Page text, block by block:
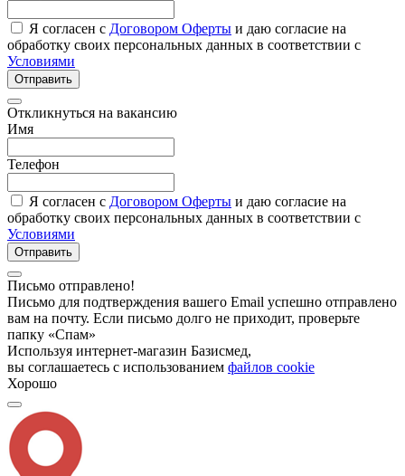
Я согласен с Договором Оферты и даю согласие на
обработку своих персональных данных в соответствии с
Условиями
Отправить
Откликнуться на вакансию
Имя
Телефон
Я согласен с Договором Оферты и даю согласие на
обработку своих персональных данных в соответствии с
Условиями
Отправить
Письмо отправлено!
Письмо для подтверждения вашего Email успешно отправлено
вам на почту. Если письмо долго не приходит, проверьте
папку «Спам»
Используя интернет-магазин Базисмед,
вы соглашаетесь с использованием файлов cookie
Хорошо